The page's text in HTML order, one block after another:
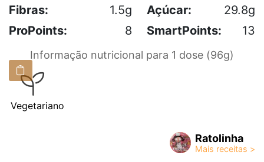
Fibras:
1.5g Açúcar:
29.8g
ProPoints:
8 SmartPoints: 13
Informação nutricional para 1 dose (96g)
Vegetariano
Ratolinha